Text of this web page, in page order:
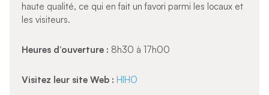
haute qualité, ce qui en fait un favori parmi les locaux et
les visiteurs.
Heures d’ouverture : 8h30 à 17h00
Visitez leur site Web : HIHO